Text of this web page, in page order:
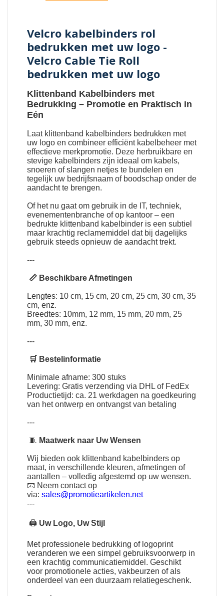
Velcro kabelbinders rol
bedrukken met uw logo -
Velcro Cable Tie Roll
bedrukken met uw logo
Klittenband Kabelbinders met
Bedrukking – Promotie en Praktisch in
Eén
Laat klittenband kabelbinders bedrukken met
uw logo en combineer efficiënt kabelbeheer met
effectieve merkpromotie. Deze herbruikbare en
stevige kabelbinders zijn ideaal om kabels,
snoeren of slangen netjes te bundelen en
tegelijk uw bedrijfsnaam of boodschap onder de
aandacht te brengen.
Of het nu gaat om gebruik in de IT, techniek,
evenementenbranche of op kantoor – een
bedrukte klittenband kabelbinder is een subtiel
maar krachtig reclamemiddel dat bij dagelijks
gebruik steeds opnieuw de aandacht trekt.
---
📏 Beschikbare Afmetingen
Lengtes: 10 cm, 15 cm, 20 cm, 25 cm, 30 cm, 35
cm, enz.
Breedtes: 10mm, 12 mm, 15 mm, 20 mm, 25
mm, 30 mm, enz.
---
🛒 Bestelinformatie
Minimale afname: 300 stuks
Levering: Gratis verzending via DHL of FedEx
Productietijd: ca. 21 werkdagen na goedkeuring
van het ontwerp en ontvangst van betaling
---
🧵 Maatwerk naar Uw Wensen
Wij bieden ook klittenband kabelbinders op
maat, in verschillende kleuren, afmetingen of
aantallen – volledig afgestemd op uw wensen.
📧 Neem contact op
via:sales@promotieartikelen.net
---
🖨 Uw Logo, Uw Stijl
Met professionele bedrukking of logoprint
veranderen we een simpel gebruiksvoorwerp in
een krachtig communicatiemiddel. Geschikt
voor promotionele acties, vakbeurzen of als
onderdeel van een duurzaam relatiegeschenk.